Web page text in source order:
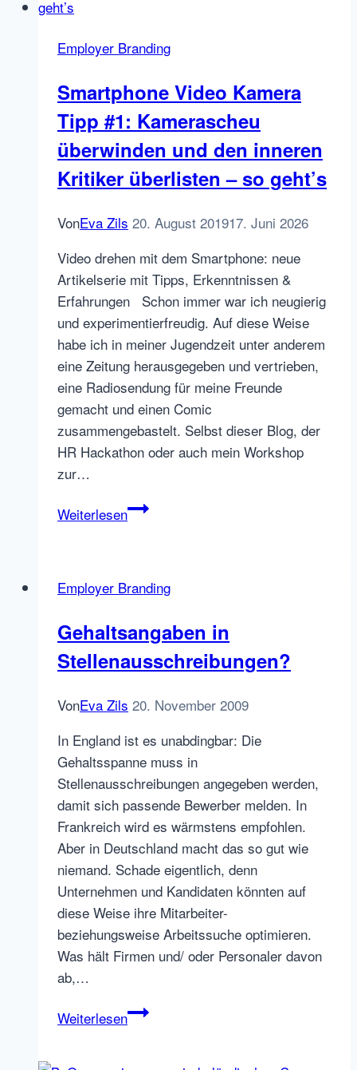
Employer Branding
Smartphone Video Kamera
Tipp #1: Kamerascheu
überwinden und den inneren
Kritiker überlisten – so geht’s
VonEva Zils 20. August 201917. Juni 2026
Video drehen mit dem Smartphone: neue
Artikelserie mit Tipps, Erkenntnissen &
Erfahrungen Schon immer war ich neugierig
und experimentierfreudig. Auf diese Weise
habe ich in meiner Jugendzeit unter anderem
eine Zeitung herausgegeben und vertrieben,
eine Radiosendung für meine Freunde
gemacht und einen Comic
zusammengebastelt. Selbst dieser Blog, der
HR Hackathon oder auch mein Workshop
zur…
WeiterlesenSmartphone
#1:
überwinden
und
inneren
überlisten
–
so
geht’s
Employer Branding
Gehaltsangaben in
Stellenausschreibungen?
VonEva Zils 20. November 2009
In England ist es unabdingbar: Die
Gehaltsspanne muss in
Stellenausschreibungen angegeben werden,
damit sich passende Bewerber melden. In
Frankreich wird es wärmstens empfohlen.
Aber in Deutschland macht das so gut wie
niemand. Schade eigentlich, denn
Unternehmen und Kandidaten könnten auf
diese Weise ihre Mitarbeiter-
beziehungsweise Arbeitssuche optimieren.
Was hält Firmen und/ oder Personaler davon
ab,…
WeiterlesenGehaltsangaben